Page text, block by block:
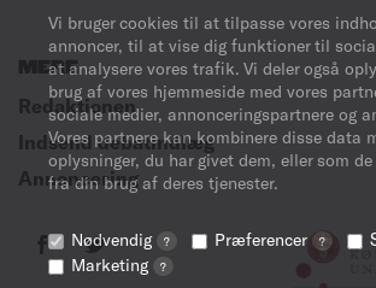
Vi bruger cookies til at tilpasse vores
annoncer, til at vise dig funktioner til
at analysere vores trafik. Vi deler også
brug af vores hjemmeside med vores
sociale medier, annonceringspartnere og
Vores partnere kan kombinere disse data
oplysninger, du har givet dem, eller som
fra din brug af deres tjenester.
Nødvendig ? Præferencer ?
Marketing ?
MERE
Redaktionen
Indsend debatindlæg
Annoncering